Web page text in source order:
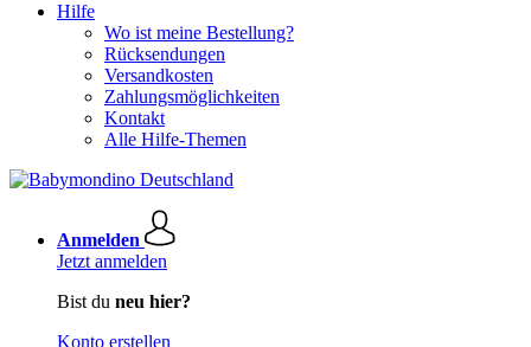
Hilfe
Wo ist meine Bestellung?
Rücksendungen
Versandkosten
Zahlungsmöglichkeiten
Kontakt
Alle Hilfe-Themen
Anmelden
Jetzt anmelden
Bist du neu hier?
Konto erstellen